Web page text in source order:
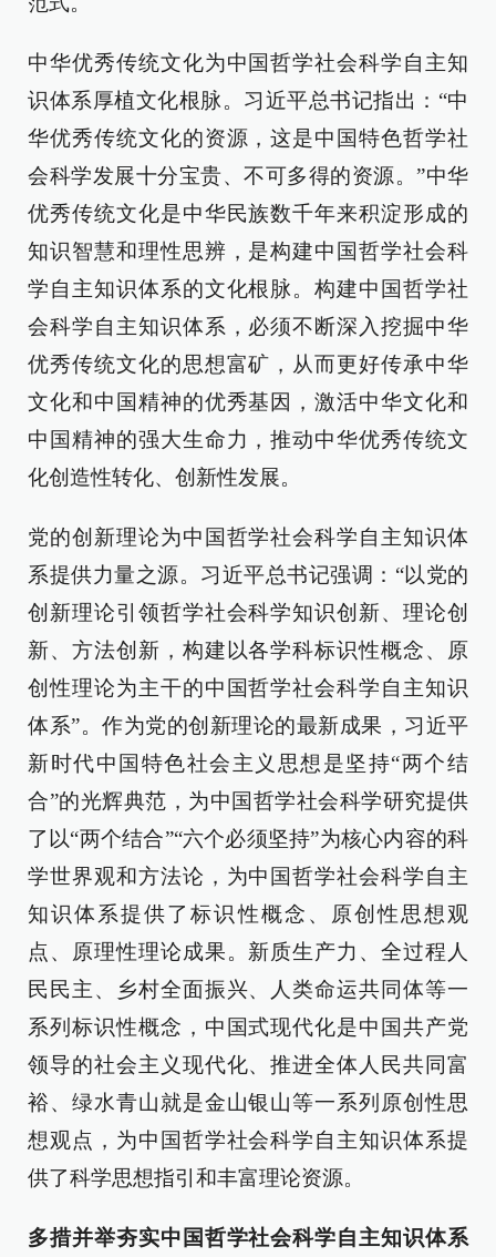
中华优秀传统文化为中国哲学社会科学自主知
识体系厚植文化根脉。习近平总书记指出：“中
华优秀传统文化的资源，这是中国特色哲学社
会科学发展十分宝贵、不可多得的资源。”中华
优秀传统文化是中华民族数千年来积淀形成的
知识智慧和理性思辨，是构建中国哲学社会科
学自主知识体系的文化根脉。构建中国哲学社
会科学自主知识体系，必须不断深入挖掘中华
优秀传统文化的思想富矿，从而更好传承中华
文化和中国精神的优秀基因，激活中华文化和
中国精神的强大生命力，推动中华优秀传统文
化创造性转化、创新性发展。
党的创新理论为中国哲学社会科学自主知识体
系提供力量之源。习近平总书记强调：“以党的
创新理论引领哲学社会科学知识创新、理论创
新、方法创新，构建以各学科标识性概念、原
创性理论为主干的中国哲学社会科学自主知识
体系”。作为党的创新理论的最新成果，习近平
新时代中国特色社会主义思想是坚持“两个结
合”的光辉典范，为中国哲学社会科学研究提供
了以“两个结合”“六个必须坚持”为核心内容的科
学世界观和方法论，为中国哲学社会科学自主
知识体系提供了标识性概念、原创性思想观
点、原理性理论成果。新质生产力、全过程人
民民主、乡村全面振兴、人类命运共同体等一
系列标识性概念，中国式现代化是中国共产党
领导的社会主义现代化、推进全体人民共同富
裕、绿水青山就是金山银山等一系列原创性思
想观点，为中国哲学社会科学自主知识体系提
供了科学思想指引和丰富理论资源。
多措并举夯实中国哲学社会科学自主知识体系